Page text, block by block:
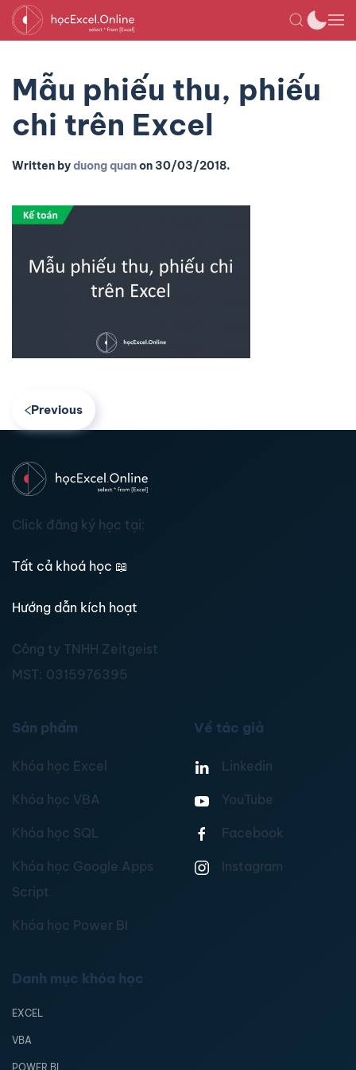
Mẫu phiếu thu, phiếu
chi trên Excel
Written byduong quanon 30/03/2018.
Previous
Click đăng ký học tại:
Tất cả khoá học 📖
Hướng dẫn kích hoạt
Công ty TNHH Zeitgeist
MST: 0315976395
Sản phẩm
Khóa học Excel
Khóa học VBA
Khóa học SQL
Khóa học Google Apps
Script
Khóa học Power BI
Về tác giả
Linkedin
YouTube
Facebook
Instagram
Danh mục khóa học
EXCEL
VBA
POWER BI